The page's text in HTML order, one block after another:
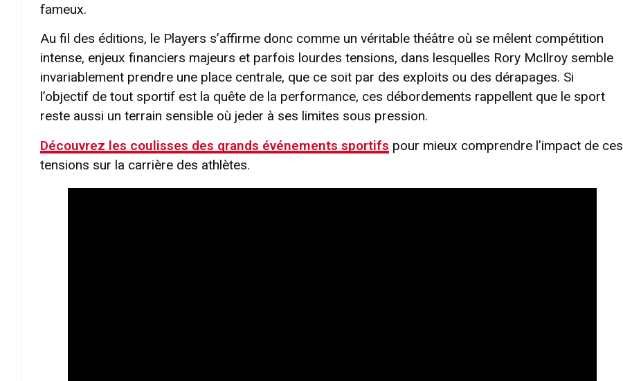
fameux.
Au fil des éditions, le Players s’affirme donc comme un véritable théâtre où se mêlent compétition
intense, enjeux financiers majeurs et parfois lourdes tensions, dans lesquelles Rory McIlroy semble
invariablement prendre une place centrale, que ce soit par des exploits ou des dérapages. Si
l’objectif de tout sportif est la quête de la performance, ces débordements rappellent que le sport
reste aussi un terrain sensible où jeder à ses limites sous pression.
Découvrez les coulisses des grands événements sportifs pour mieux comprendre l’impact de ces
tensions sur la carrière des athlètes.